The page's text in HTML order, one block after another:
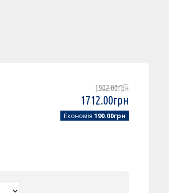
1902.00грн
1712.00грн
Економія 190.00грн